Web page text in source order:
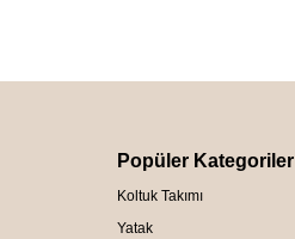
Popüler Kategoriler
Koltuk Takımı
Yatak